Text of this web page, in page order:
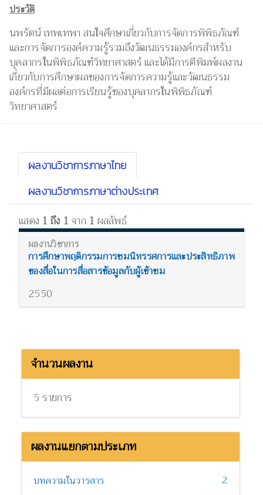
ประวัติ
นพรัตน์ เทพเทพา สนใจศึกษาเกี่ยวกับการจัดการพิพิธภัณฑ์
และการจัดการองค์ความรู้รวมถึงวัฒนธรรมองค์กรสำหรับ
บุคลากรในพิพิธภัณฑ์วิทยาศาสตร์ และได้มีการตีพิมพ์ผลงาน
เกี่ยวกับการศึกษาผลของการจัดการความรู้และวัฒนธรรม
องค์กรที่มีผลต่อการเรียนรู้ของบุคลากรในพิพิธภัณฑ์
วิทยาศาสตร์
ผลงานวิชาการภาษาไทย
ผลงานวิชาการภาษาต่างประเทศ
แสดง 1 ถึง 1จาก 1 ผลลัพธ์
การศึกษาพฤติกรรมการชมนิทรรศการและประสิทธิภาพ
ของสื่อในการสื่อสารข้อมูลกับผู้เข้าชม
2550
จำนวนผลงาน
5 รายการ
ผลงานแยกตามประเภท
บทความในวารสาร
2